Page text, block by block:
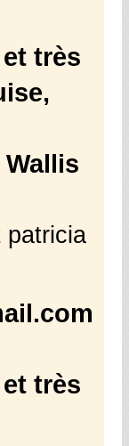
très
patricia
très